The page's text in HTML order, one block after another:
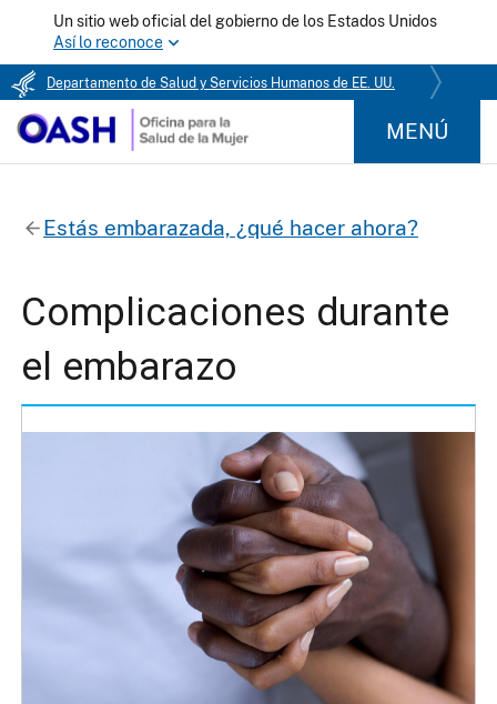
Un sitio web oficial del gobierno de los Estados Unidos
Así lo reconoce
Departamento de Salud y Servicios Humanos de EE. UU.
MENÚ
Estás embarazada, ¿qué hacer ahora?
Complicaciones durante
el embarazo